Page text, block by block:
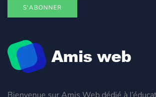
Bienvenue sur Amis Web dédié à
S'ABONNER